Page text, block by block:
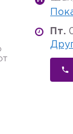
Пт.